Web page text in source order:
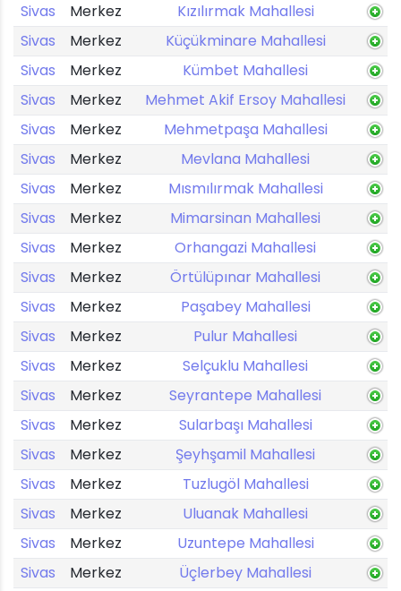
Sivas
Merkez
Kızılırmak Mahallesi
Sivas
Merkez
Küçükminare Mahallesi
Sivas
Merkez
Kümbet Mahallesi
Sivas
Merkez
Mehmet Akif Ersoy Mahallesi
Sivas
Merkez
Mehmetpaşa Mahallesi
Sivas
Merkez
Mevlana Mahallesi
Sivas
Merkez
Mısmılırmak Mahallesi
Sivas
Merkez
Mimarsinan Mahallesi
Sivas
Merkez
Orhangazi Mahallesi
Sivas
Merkez
Örtülüpınar Mahallesi
Sivas
Merkez
Paşabey Mahallesi
Sivas
Merkez
Pulur Mahallesi
Sivas
Merkez
Selçuklu Mahallesi
Sivas
Merkez
Seyrantepe Mahallesi
Sivas
Merkez
Sularbaşı Mahallesi
Sivas
Merkez
Şeyhşamil Mahallesi
Sivas
Merkez
Tuzlugöl Mahallesi
Sivas
Merkez
Uluanak Mahallesi
Sivas
Merkez
Uzuntepe Mahallesi
Sivas
Merkez
Üçlerbey Mahallesi